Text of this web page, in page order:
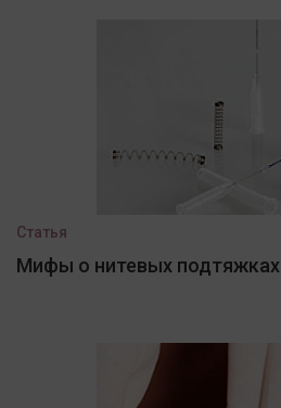
Статья
Мифы о нитевых подтяжках